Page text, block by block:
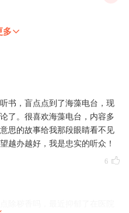
多
书，盲点点到了海藻电台，现
了。很喜欢海藻电台，内容多
思的故事给我那段眼睛看不见
越办越好，我是忠实的听众！
6